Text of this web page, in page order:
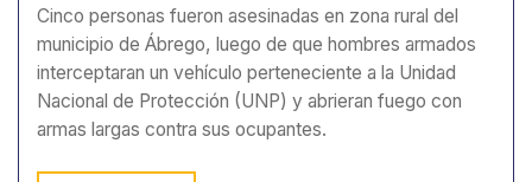
Cinco personas fueron asesinadas en zona rural del
municipio de Ábrego, luego de que hombres armados
interceptaran un vehículo perteneciente a la Unidad
Nacional de Protección (UNP) y abrieran fuego con
armas largas contra sus ocupantes.